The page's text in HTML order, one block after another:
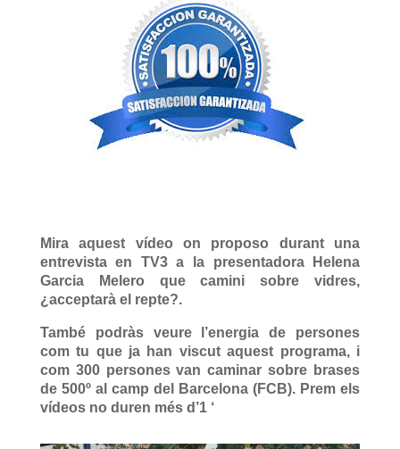
Mira aquest vídeo on proposo durant una
entrevista en TV3 a la presentadora Helena
Garcia Melero que camini sobre vidres,
¿acceptarà el repte?.
També podràs veure l’energia de persones
com tu que ja han viscut aquest programa, i
com 300 persones van caminar sobre brases
de 500º al camp del Barcelona (FCB). Prem els
vídeos no duren més d’1 ‘